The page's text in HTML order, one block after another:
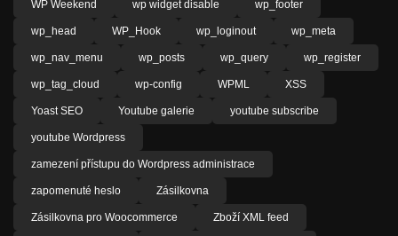
WP Weekend wp widget disable wp_footer
wp_head WP_Hook wp_loginout wp_meta
wp_nav_menu wp_posts wp_query wp_register
wp_tag_cloud wp-config WPML XSS
Yoast SEO Youtube galerie youtube subscribe
youtube Wordpress
zamezení přístupu do Wordpress administrace
zapomenuté heslo Zásilkovna
Zásilkovna pro Woocommerce Zboží XML feed